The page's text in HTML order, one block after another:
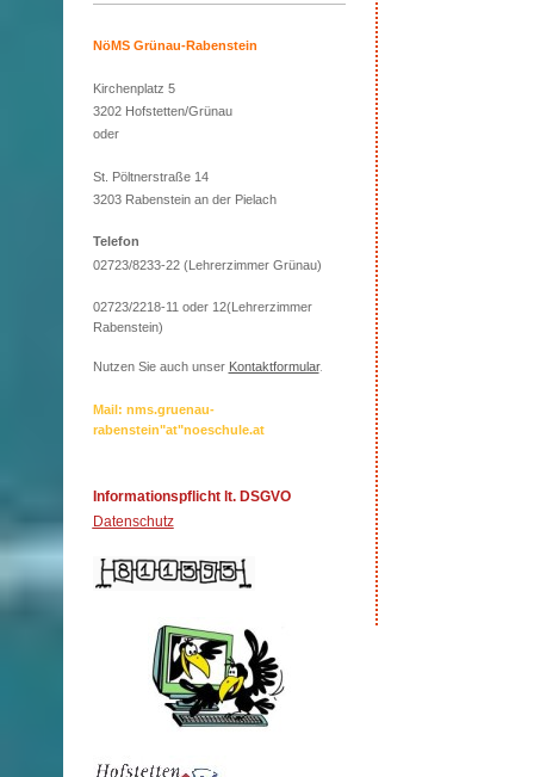
NöMS Grünau-Rabenstein
Kirchenplatz 5
3202 Hofstetten/Grünau
oder
St. Pöltnerstraße 14
3203 Rabenstein an der Pielach
Telefon
02723/8233-22 (Lehrerzimmer Grünau)
02723/2218-11 oder 12(Lehrerzimmer
Rabenstein)
Nutzen Sie auch unser Kontaktformular.
Mail: nms.gruenau-
rabenstein"at"noeschule.at
Informationspflicht lt. DSGVO
Datenschutz